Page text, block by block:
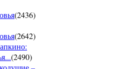
(2436)
(2642)
(2490)